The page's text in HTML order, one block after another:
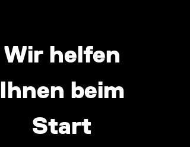
Wir helfen
Ihnen beim
Start